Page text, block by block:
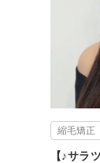
縮毛矯正
【♪サラ